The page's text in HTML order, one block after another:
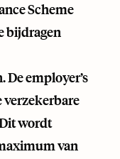
Scheme
bijdragen
employer’s
verzekerbare
wordt
van